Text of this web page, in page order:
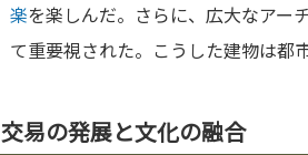
楽を楽しんだ。さらに、広大なアー
て重要視された。こうした建物は都
交易の発展と文化の融合